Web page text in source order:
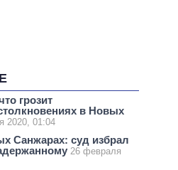
грозит
в Новых
2020, 01:04
Санжарах: суд избрал
26 февраля